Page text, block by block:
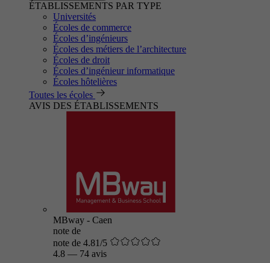
ÉTABLISSEMENTS PAR TYPE
Universités
Écoles de commerce
Écoles d’ingénieurs
Écoles des métiers de l’architecture
Écoles de droit
Écoles d’ingénieur informatique
Écoles hôtelières
Toutes les écoles
AVIS DES ÉTABLISSEMENTS
MBway - Caen
note de
note de 4.81/5
4.8 — 74 avis